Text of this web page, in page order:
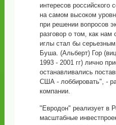
интересов российского
на самом высоком
при решении вопросов
разговор о том, как нам
иглы стал бы
Буша. (Альберт) Гор
1993 - 2001 гг) лично
останавливались
США - лоббировать", -
компании.
"Евродон" реализует в
масштабные